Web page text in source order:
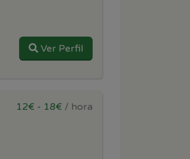
Ver Perfil
12€ - 18€ / hora